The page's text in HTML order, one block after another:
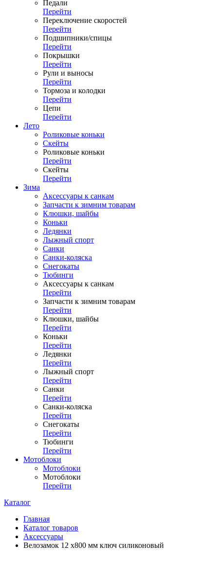
Педали
Перейти
Переключение скоростей
Перейти
Подшипники/спицы
Перейти
Покрышки
Перейти
Рули и выносы
Перейти
Тормоза и колодки
Перейти
Цепи
Перейти
Лето
Роликовые коньки
Скейты
Роликовые коньки
Перейти
Скейты
Перейти
Зима
Аксессуары к санкам
Запчасти к зимним товарам
Клюшки, шайбы
Коньки
Ледянки
Лыжный спорт
Санки
Санки-коляска
Снегокаты
Тюбинги
Аксессуары к санкам
Перейти
Запчасти к зимним товарам
Перейти
Клюшки, шайбы
Перейти
Коньки
Перейти
Ледянки
Перейти
Лыжный спорт
Перейти
Санки
Перейти
Санки-коляска
Перейти
Снегокаты
Перейти
Тюбинги
Перейти
Мотоблоки
Мотоблоки
Мотоблоки
Перейти
Каталог
Главная
Каталог товаров
Аксессуары
Велозамок 12 х800 мм ключ силиконовый